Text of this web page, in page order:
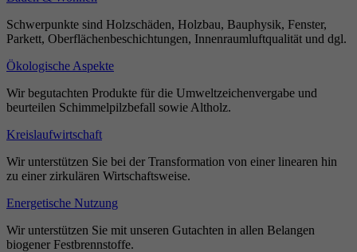
Schwerpunkte sind Holzschäden, Holzbau, Bauphysik, Fenster,
Parkett, Oberflächenbeschichtungen, Innenraumluftqualität und dgl.
Ökologische Aspekte
Wir begutachten Produkte für die Umweltzeichenvergabe und
beurteilen Schimmelpilzbefall sowie Altholz.
Kreislaufwirtschaft
Wir unterstützen Sie bei der Transformation von einer linearen hin
zu einer zirkulären Wirtschaftsweise.
Energetische Nutzung
Wir unterstützen Sie mit unseren Gutachten in allen Belangen
biogener Festbrennstoffe.